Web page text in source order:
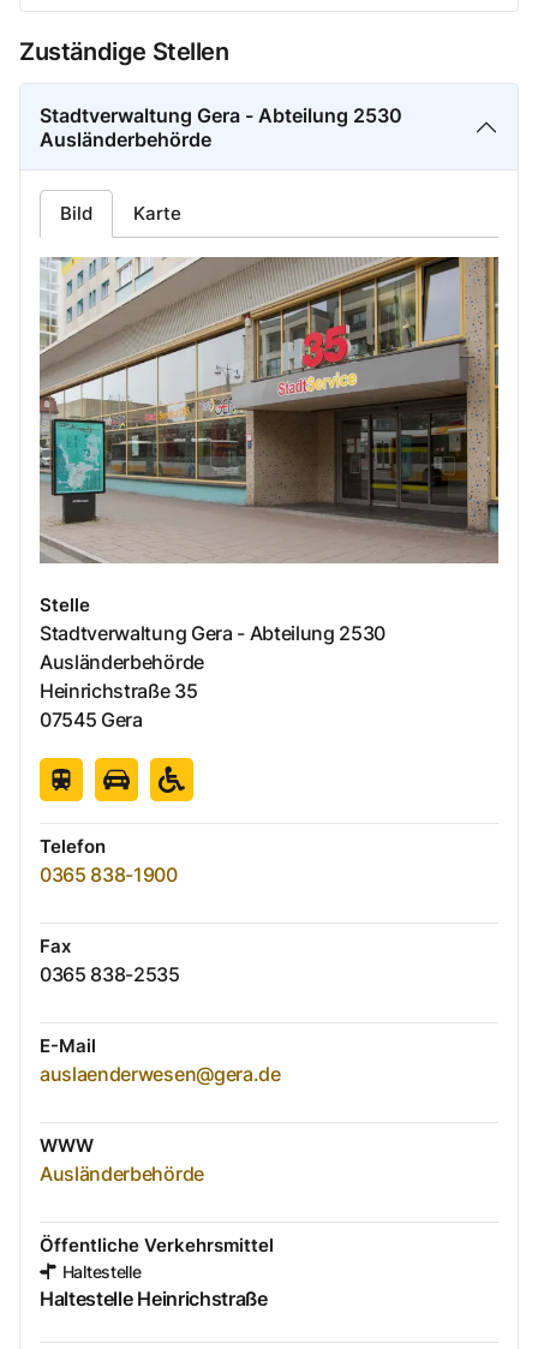
Zuständige Stellen
Stadtverwaltung Gera - Abteilung 2530
Ausländerbehörde
Bild Karte
Stelle
Stadtverwaltung Gera - Abteilung 2530
Ausländerbehörde
Heinrichstraße 35
07545 Gera
Telefon
0365 838-1900
Fax
0365 838-2535
E-Mail
auslaenderwesen@gera.de
WWW
Ausländerbehörde
Öffentliche Verkehrsmittel
Haltestelle
Haltestelle Heinrichstraße